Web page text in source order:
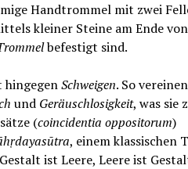
Handtrommel mit zwei
kleiner Steine am Ende von
befestigt sind.
hingegenSchweigen. So
und Geräuschlosigkeit, was sie
(coincidentia oppositorum)
ṛdayasūtra, einem klassischen
ist Leere, Leere ist